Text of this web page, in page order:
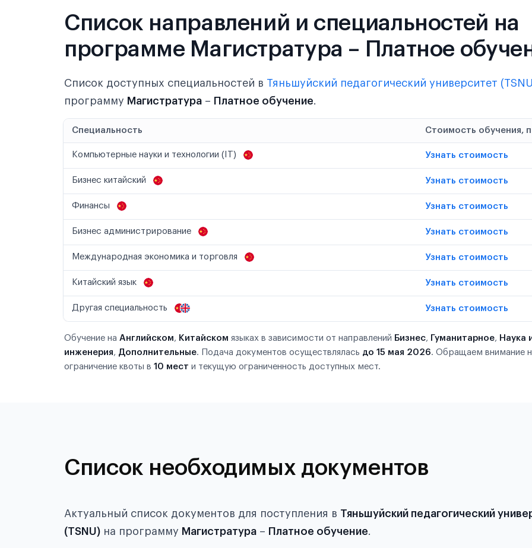
Список направлений и специальностей на
программе Магистратура – Платное
Список доступных специальностей в Тяньшуйский педагогический университет
программу Магистратура – Платное обучение.
Специальность Стоимость обучения,
Компьютерные науки и технологии (IT) Узнать стоимость
Бизнес китайский Узнать стоимость
Финансы Узнать стоимость
Бизнес администрирование Узнать стоимость
Международная экономика и торговля Узнать стоимость
Китайский язык Узнать стоимость
Другая специальность Узнать стоимость
Обучение на Английском, Китайском языках в зависимости от направлений Бизнес, Гуманитарное, Наука
инженерия, Дополнительные. Подача документов осуществлялась до 15 мая 2026. Обращаем внимание
ограничение квоты в 10 мест и текущую ограниченность доступных мест.
Список необходимых документов
Актуальный список документов для поступления в Тяньшуйский педагогический
(TSNU) на программу Магистратура – Платное обучение.